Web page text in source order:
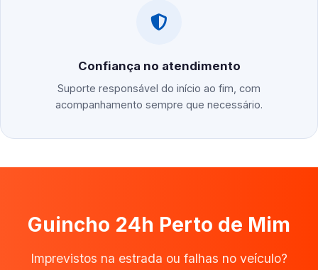
Confiança no atendimento
Suporte responsável do início ao fim, com
acompanhamento sempre que necessário.
Guincho 24h Perto de Mim
Imprevistos na estrada ou falhas no veículo?